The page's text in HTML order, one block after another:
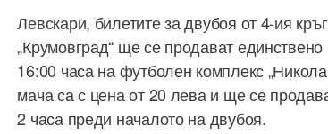
Левскари, билетите за двубоя от 4-ия
„Крумовград“ ще се продават
16:00 часа на футболен комплекс
мача са с цена от 20 лева и ще се
2 часа преди началото на двубоя.